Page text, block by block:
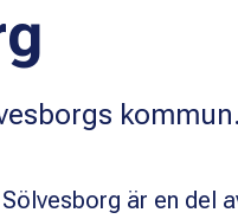
kommun.
är en del